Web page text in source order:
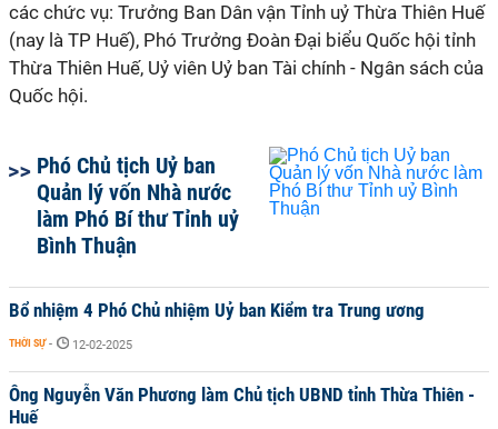
các chức vụ: Trưởng Ban Dân vận Tỉnh uỷ Thừa Thiên Huế
(nay là TP Huế), Phó Trưởng Đoàn Đại biểu Quốc hội tỉnh
Thừa Thiên Huế, Uỷ viên Uỷ ban Tài chính - Ngân sách của
Quốc hội.
Phó Chủ tịch Uỷ ban
Quản lý vốn Nhà nước
làm Phó Bí thư Tỉnh uỷ
Bình Thuận
Bổ nhiệm 4 Phó Chủ nhiệm Uỷ ban Kiểm tra Trung ương
THỜI SỰ - 12-02-2025
Ông Nguyễn Văn Phương làm Chủ tịch UBND tỉnh Thừa Thiên -
Huế